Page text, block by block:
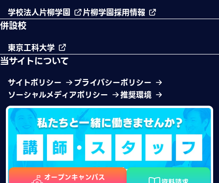
オープンキャンパス
学校法人片柳学園 片柳学園採用情報
併設校
東京工科大学
当サイトについて
サイトポリシー
プライバシーポリシー
ソーシャルメディアポリシー
推奨環境